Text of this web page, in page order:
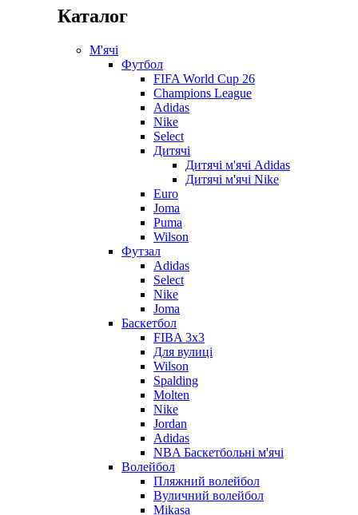
Каталог
М'ячі
Футбол
FIFA World Cup 26
Champions League
Adidas
Nike
Select
Дитячі
Дитячі м'ячі Adidas
Дитячі м'ячі Nike
Euro
Joma
Puma
Wilson
Футзал
Adidas
Select
Nike
Joma
Баскетбол
FIBA 3x3
Для вулиці
Wilson
Spalding
Molten
Nike
Jordan
Adidas
NBA Баскетбольні м'ячі
Волейбол
Пляжний волейбол
Вуличний волейбол
Mikasa